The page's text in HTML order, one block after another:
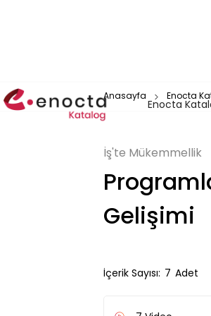
Enocta
Anasayfa Enocta
İş'te Mükemmellik
Gelişimi
İçerik Sayısı: 7 Adet